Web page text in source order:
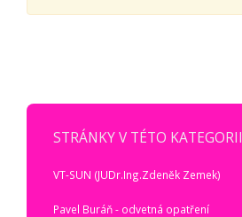
STRÁNKY V TÉTO KATEGORII
VT-SUN (JUDr.Ing.Zdeněk Zemek)
Pavel Buráň - odvetná opatření